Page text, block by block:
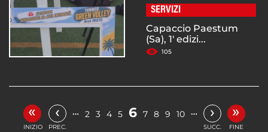
SERVIZI
Capaccio Paestum
(Sa), 1' edizi...
105
«
INIZIO
‹
PREC.
… 2 3 4 5 6 7 8 9 10 … ›
SUCC.
»
FINE